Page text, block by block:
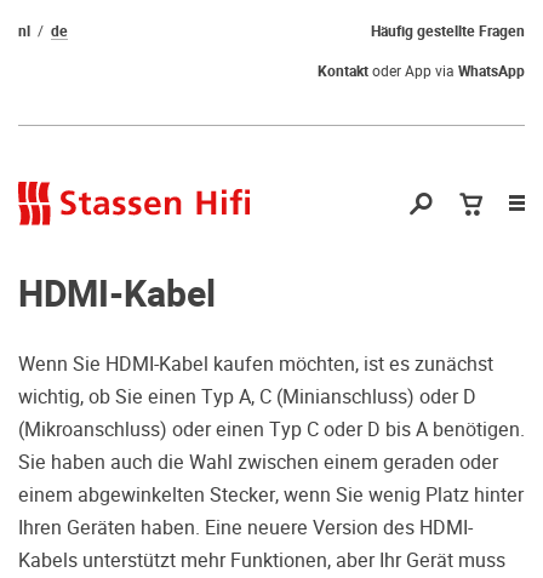
Qual der Wahl?
Warum kommen Sie nicht vorbei und
hören erstmal Probe? Dadurch stellen
Sie sicher, dass Sie die richtige Wahl
treffen.
Häufig gestellte Fragen
nl
de
Kontaktoder App via WhatsApp
HDMI-Kabel
Wenn Sie HDMI-Kabel kaufen möchten, ist es zunächst
wichtig, ob Sie einen Typ A, C (Minianschluss) oder D
(Mikroanschluss) oder einen Typ C oder D bis A benötigen.
Sie haben auch die Wahl zwischen einem geraden oder
einem abgewinkelten Stecker, wenn Sie wenig Platz hinter
Ihren Geräten haben. Eine neuere Version des HDMI-
Kabels unterstützt mehr Funktionen, aber Ihr Gerät muss